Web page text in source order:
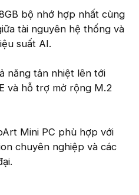
bộ nhớ hợp nhất cùng
tài nguyên hệ thống và
suất AI.
năng tản nhiệt lên tới
và hỗ trợ mở rộng M.2
Mini PC phù hợp với
chuyên nghiệp và các